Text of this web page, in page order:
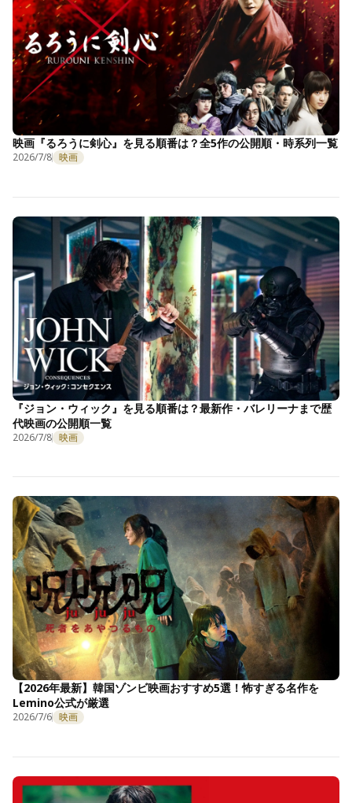
映画『るろうに剣心』を見る順番は？全5作の公開順・時系列一覧
2026/7/8 映画
『ジョン・ウィック』を見る順番は？最新作・バレリーナまで歴
代映画の公開順一覧
2026/7/8 映画
【2026年最新】韓国ゾンビ映画おすすめ5選！怖すぎる名作を
Lemino公式が厳選
2026/7/6 映画